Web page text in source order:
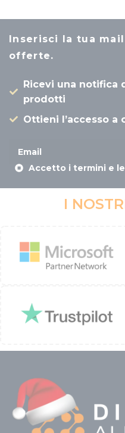
Inserisci la tua
offerte.
Ricevi una notifica
prodotti
Ottieni l’accesso
Accetto i termini e
I